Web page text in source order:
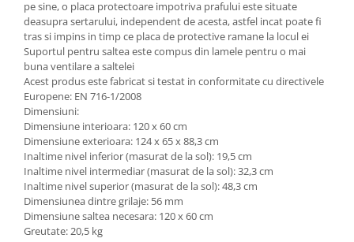
Biciclete fara pedale
Masinute fara pedale
Karturi si masinute cu pedale
Role copii si adulti
Masinute si motociclete electrice
Marsupii
Premergatoare
Skateboard
Scaune de biciclete copii
Baita, Igiena, Siguranta
pe sine, o placa protectoare impotriva prafului este situate
deasupra sertarului, independent de acesta, astfel incat poate fi
tras si impins in timp ce placa de protective ramane la locul ei
Suportul pentru saltea este compus din lamele pentru o mai
buna ventilare a saltelei
Acest produs este fabricat si testat in conformitate cu directivele
Europene: EN 716-1/2008
Dimensiuni:
Dimensiune interioara: 120 x 60 cm
Dimensiune exterioara: 124 x 65 x 88,3 cm
Inaltime nivel inferior (masurat de la sol): 19,5 cm
Inaltime nivel intermediar (masurat de la sol): 32,3 cm
Inaltime nivel superior (masurat de la sol): 48,3 cm
Dimensiunea dintre grilaje: 56 mm
Dimensiune saltea necesara: 120 x 60 cm
Greutate: 20,5 kg